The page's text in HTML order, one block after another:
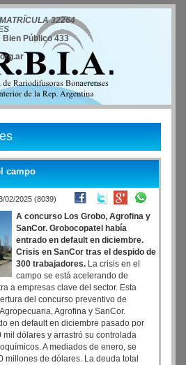
32264
Bien Público 433
campo
02/2025 (8039)
A concurso Los Grobo, Agrofina y
SanCor. Grobocopatel había
entrado en default en diciembre.
Crisis en SanCor tras el despido de
300 trabajadores. La crisis en el
campo se está acelerando de
a empresas clave del sector. Esta
del concurso preventivo de
Agrofina y SanCor.
en default en diciembre pasado por
dólares y arrastró su controlada
A mediados de enero, se
millones de dólares. La deuda total